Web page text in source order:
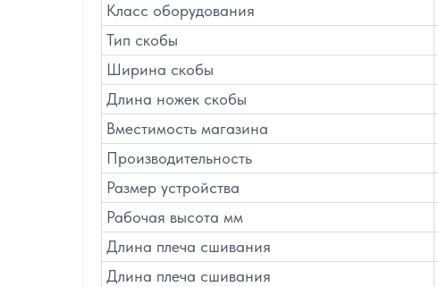
Класс оборудования
Тип скобы
Ширина скобы
Длина ножек скобы
Вместимость магазина
Производительность
Размер устройства
Рабочая высота мм
Длина плеча сшивания
Длина плеча сшивания